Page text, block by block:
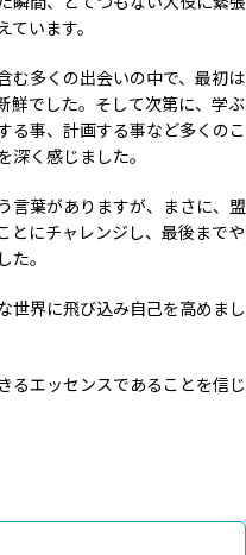
います。
む多くの出会いの中で、最初は
鮮でした。そして次第に、学ぶ
る事、計画する事など多くのこ
く感じました。
言葉がありますが、まさに、盟
とにチャレンジし、最後までや
。
世界に飛び込み自己を高めまし
るエッセンスであることを信じ